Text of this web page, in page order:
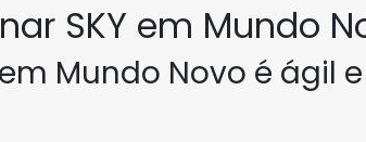
SKY em Mundo
Mundo Novo é ágil